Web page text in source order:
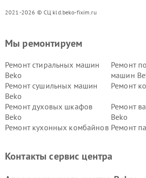
2021-2026 © СЦ kld.beko-fixim.ru
Мы ремонтируем
Ремонт стиральных машин
Beko
Ремонт
машин
Ремонт сушильных машин
Beko
Ремонт
Ремонт духовых шкафов
Beko
Ремонт
Beko
Ремонт кухонных комбайнов Ремонт
Ремонт холодильников Beko Ремонт
Контакты сервис центра